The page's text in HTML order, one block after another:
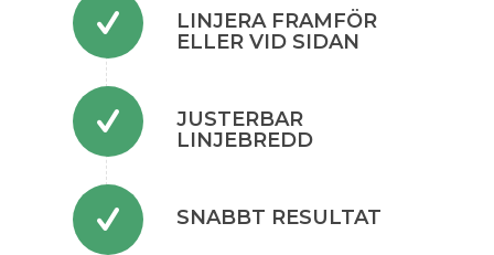
LINJERA FRAMFÖR
ELLER VID SIDAN
JUSTERBAR
LINJEBREDD
SNABBT RESULTAT